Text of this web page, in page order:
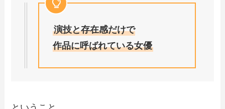
演技と存在感だけで
作品に呼ばれている女優